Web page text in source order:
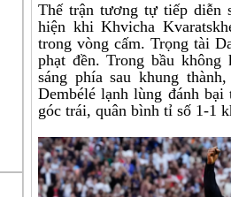
Thế trận tương tự tiếp diễn
hiện khi Khvicha
trong vòng cấm. Trọng tài
phạt đền. Trong bầu
sáng phía sau khung
Dembélé lạnh lùng đánh
góc trái, quân bình tỉ số 1-1